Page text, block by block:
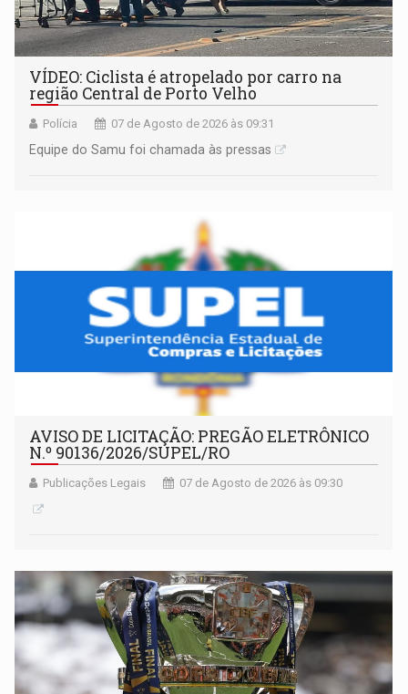
VÍDEO: Ciclista é atropelado por carro na
região Central de Porto Velho
Polícia 07 de Agosto de 2026 às 09:31
Equipe do Samu foi chamada às pressas
AVISO DE LICITAÇÃO: PREGÃO ELETRÔNICO
N.º 90136/2026/SUPEL/RO
Publicações Legais 07 de Agosto de 2026 às 09:30